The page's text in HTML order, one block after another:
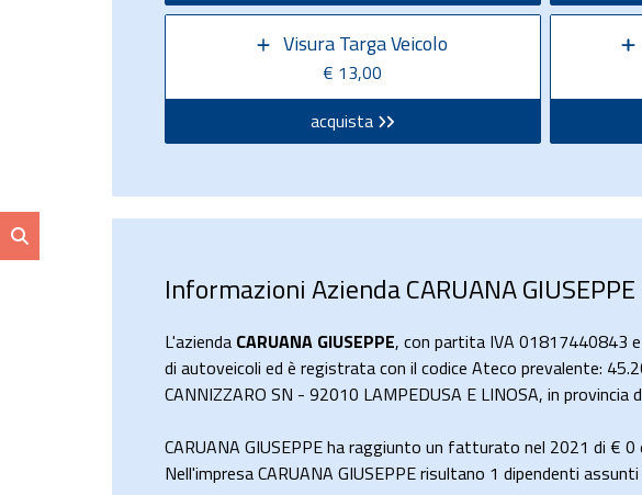
Visura Targa Veicolo
€ 13,00
acquista
Informazioni Azienda CARUANA GIUSEPPE
L'azienda CARUANA GIUSEPPE, con partita IVA 01817440843
di autoveicoli ed è registrata con il codice Ateco prevalente:
CANNIZZARO SN - 92010 LAMPEDUSA E LINOSA, in provincia
CARUANA GIUSEPPE ha raggiunto un fatturato nel 2021 di € 0
Nell'impresa CARUANA GIUSEPPE risultano 1 dipendenti